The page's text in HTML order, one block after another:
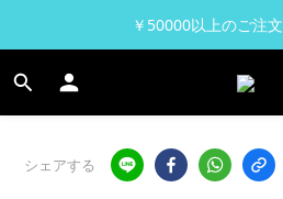
￥50000以上のご注
シェアする